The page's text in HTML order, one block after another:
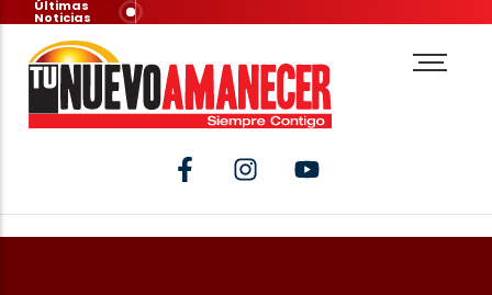
Últimas
Noticias